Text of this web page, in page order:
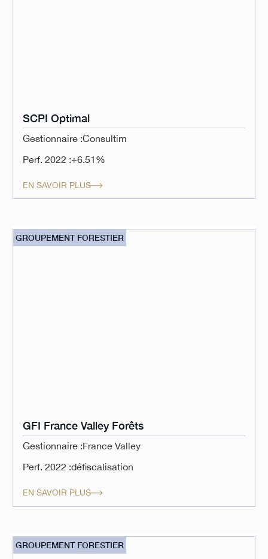
SCPI Optimal
Gestionnaire :Consultim
Perf. 2022 :+6.51%
EN SAVOIR PLUS
GROUPEMENT FORESTIER
GFI France Valley Forêts
Gestionnaire :France Valley
Perf. 2022 :défiscalisation
EN SAVOIR PLUS
GROUPEMENT FORESTIER